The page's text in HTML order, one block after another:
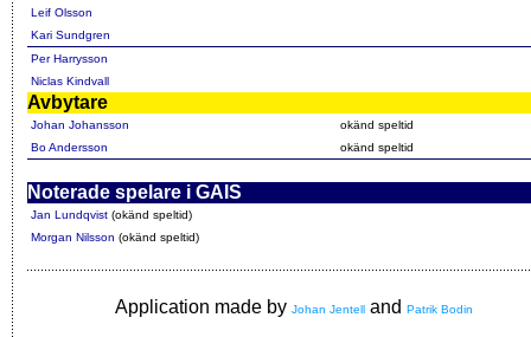
Leif Olsson
Kari Sundgren
Per Harrysson
Niclas Kindvall
Avbytare
Johan Johansson
okänd speltid
Bo Andersson
okänd speltid
Noterade spelare i GAIS
Jan Lundqvist (okänd speltid)
Morgan Nilsson (okänd speltid)
Application made by Johan Jentell and Patrik Bodin